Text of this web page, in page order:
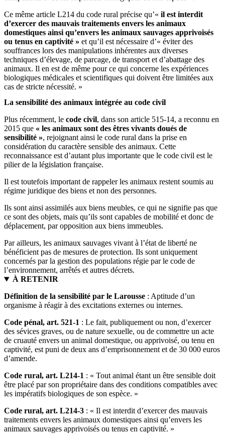
Ce même article L214 du code rural précise qu’« il est interdit
d’exercer des mauvais traitements envers les animaux
domestiques ainsi qu’envers les animaux sauvages apprivoisés
ou tenus en captivité » et qu’il est nécessaire d’« éviter des
souffrances lors des manipulations inhérentes aux diverses
techniques d’élevage, de parcage, de transport et d’abattage des
animaux. Il en est de même pour ce qui concerne les expériences
biologiques médicales et scientifiques qui doivent être limitées aux
cas de stricte nécessité. »
La sensibilité des animaux intégrée au code civil
Plus récemment, le code civil, dans son article 515-14, a reconnu en
2015 que « les animaux sont des êtres vivants doués de
sensibilité », rejoignant ainsi le code rural dans la prise en
considération du caractère sensible des animaux. Cette
reconnaissance est d’autant plus importante que le code civil est le
pilier de la législation française.
Il est toutefois important de rappeler les animaux restent soumis au
régime juridique des biens et non des personnes.
Ils sont ainsi assimilés aux biens meubles, ce qui ne signifie pas que
ce sont des objets, mais qu’ils sont capables de mobilité et donc de
déplacement, par opposition aux biens immeubles.
Par ailleurs, les animaux sauvages vivant à l’état de liberté ne
bénéficient pas de mesures de protection. Ils sont uniquement
concernés par la gestion des populations régie par le code de
l’environnement, arrêtés et autres décrets.
À RETENIR
Définition de la sensibilité par le Larousse : Aptitude d’un
organisme à réagir à des excitations externes ou internes.
Code pénal, art. 521-1 : Le fait, publiquement ou non, d’exercer
des sévices graves, ou de nature sexuelle, ou de commettre un acte
de cruauté envers un animal domestique, ou apprivoisé, ou tenu en
captivité, est puni de deux ans d’emprisonnement et de 30 000 euros
d’amende.
Code rural, art. L214-1 : « Tout animal étant un être sensible doit
être placé par son propriétaire dans des conditions compatibles avec
les impératifs biologiques de son espèce. »
Code rural, art. L214-3 : « Il est interdit d’exercer des mauvais
traitements envers les animaux domestiques ainsi qu’envers les
animaux sauvages apprivoisés ou tenus en captivité. »